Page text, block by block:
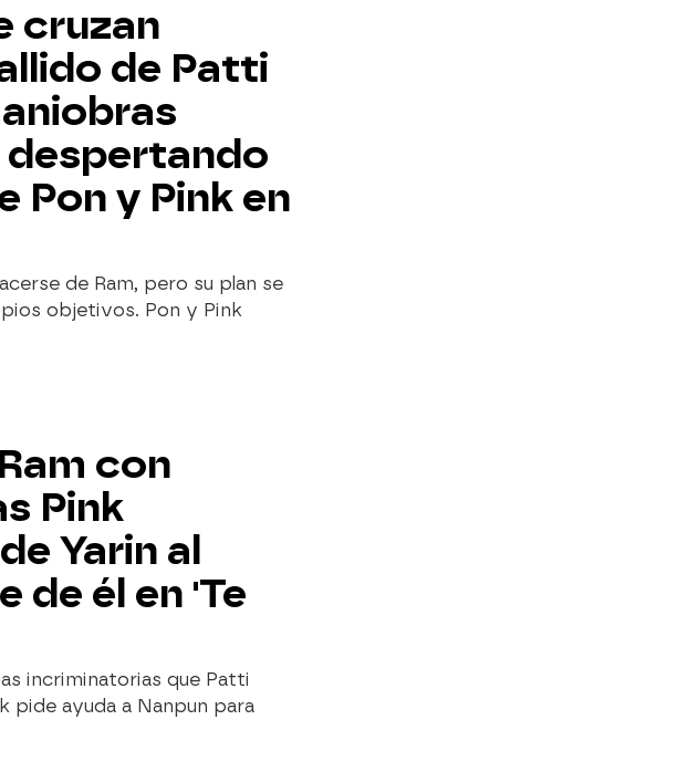
cruzan
de Patti
despertando
Pon y Pink en
de Ram, pero su plan se
objetivos. Pon y Pink
con
Pink
Yarin al
de él en 'Te
incriminatorias que Patti
pide ayuda a Nanpun para